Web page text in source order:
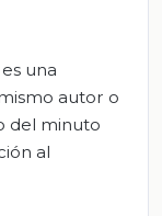
una
autor o
del minuto
al